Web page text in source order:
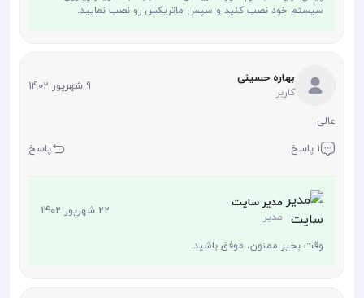
سیستم خود نصب کنید و سپس ماتریکس رو نصب نمایید.
بهاره حسینی
کاربر 9 شهریور 1402
عالی
1 پاسخ پاسخ
مدیر سایت
مدیر 22 شهریور 1402
وقت بخیر ممنون، موفق باشید.